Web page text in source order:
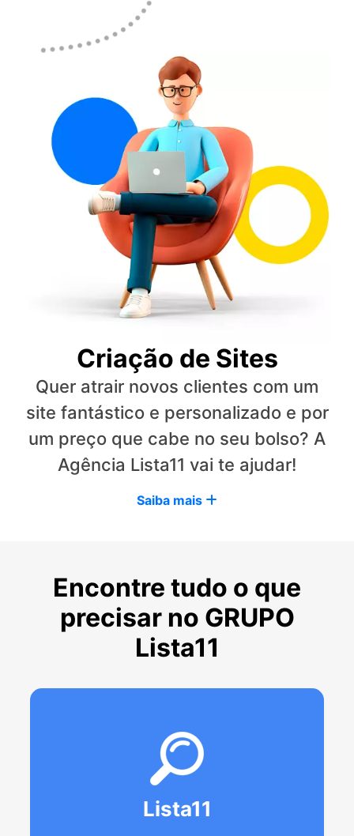
Criação de Sites
Quer atrair novos clientes com um
site fantástico e personalizado e por
um preço que cabe no seu bolso? A
Agência Lista11 vai te ajudar!
Saiba mais
Encontre tudo o que
precisar no GRUPO
Lista11
Lista11